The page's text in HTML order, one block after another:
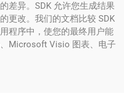
差异。SDK 允许您生成结果
更改。我们的文档比较 SDK
程序中，使您的最终用户能
Microsoft Visio 图表、电子